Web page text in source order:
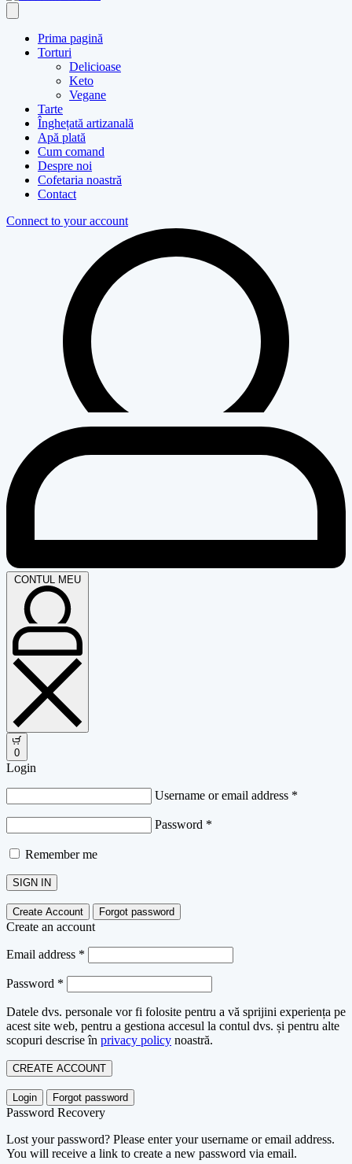
Prima pagină
Torturi
Delicioase
Keto
Vegane
Tarte
Înghețată artizanală
Apă plată
Cum comand
Despre noi
Cofetaria noastră
Contact
Connect to your account
CONTUL MEU
0
Login
Username or email address *
Password *
Remember me
SIGN IN
Create Account Forgot password
Create an account
Email address *
Password *
Datele dvs. personale vor fi folosite pentru a vă sprijini experiența pe
acest site web, pentru a gestiona accesul la contul dvs. și pentru alte
scopuri descrise în privacy policy noastră.
CREATE ACCOUNT
Login Forgot password
Password Recovery
Lost your password? Please enter your username or email address.
You will receive a link to create a new password via email.